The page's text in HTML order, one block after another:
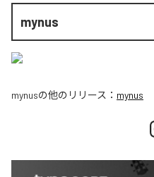
mynus
mynusの他のリリース： mynus